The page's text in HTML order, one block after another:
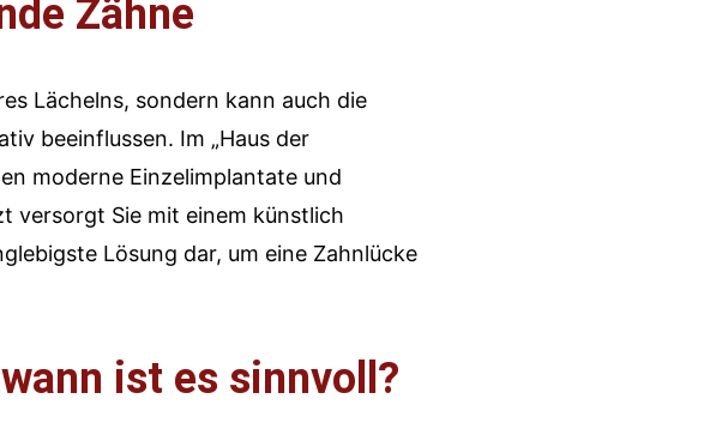
Zähne
Lächelns, sondern kann auch die
beeinflussen. Im „Haus der
moderne Einzelimplantate und
versorgt Sie mit einem künstlich
Lösung dar, um eine Zahnlücke
ist es sinnvoll?